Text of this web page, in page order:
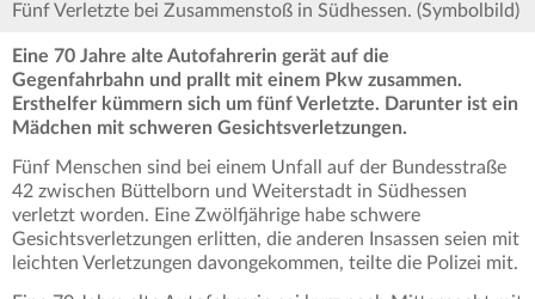
Fünf Verletzte bei Zusammenstoß in Südhessen. (Symbolbild)
Eine 70 Jahre alte Autofahrerin gerät auf die
Gegenfahrbahn und prallt mit einem Pkw zusammen.
Ersthelfer kümmern sich um fünf Verletzte. Darunter ist ein
Mädchen mit schweren Gesichtsverletzungen.
Fünf Menschen sind bei einem Unfall auf der Bundesstraße
42 zwischen Büttelborn und Weiterstadt in Südhessen
verletzt worden. Eine Zwölfjährige habe schwere
Gesichtsverletzungen erlitten, die anderen Insassen seien mit
leichten Verletzungen davongekommen, teilte die Polizei mit.